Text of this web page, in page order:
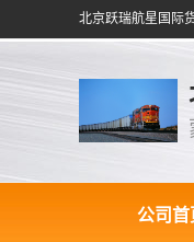
公司首